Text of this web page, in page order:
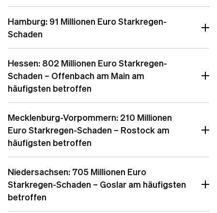
Hamburg: 91 Millionen Euro Starkregen-
Schaden
Hessen: 802 Millionen Euro Starkregen-
Schaden – Offenbach am Main am
häufigsten betroffen
Mecklenburg-Vorpommern: 210 Millionen
Euro Starkregen-Schaden – Rostock am
häufigsten betroffen
Niedersachsen: 705 Millionen Euro
Starkregen-Schaden – Goslar am häufigsten
betroffen